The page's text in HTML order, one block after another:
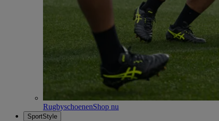
RugbyschoenenShop nu
SportStyle